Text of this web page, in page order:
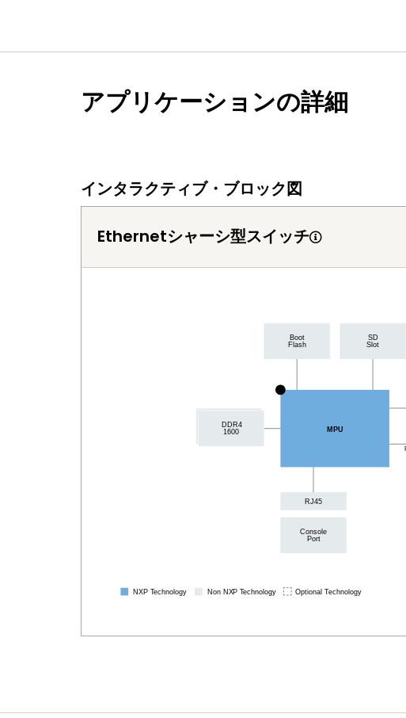
アプリケーションの詳細
インタラクティブ・ブロック図
Ethernetシャーシ型スイッチ